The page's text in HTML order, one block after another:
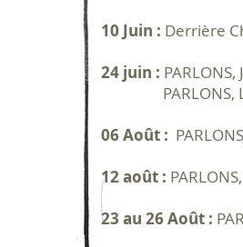
10 Juin : Derrière
24 juin :
PARLONS, Le
06 Août :
12 août :
23 au 26 Août :